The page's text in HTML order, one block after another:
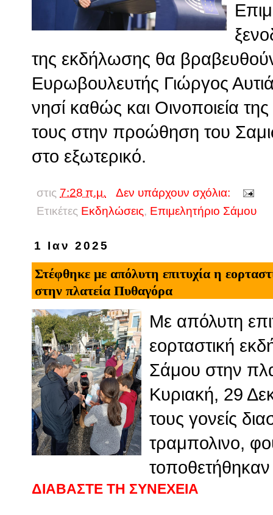
της εκδήλωσης θα
Ευρωβουλευτής Γιώργος
νησί καθώς και Οινοποιεία
τους στην προώθηση του
στο εξωτερικό.
στις 7:28 π.μ.
Δεν υπάρχουν σχόλια:
Ετικέτες Εκδηλώσεις, Επιμελητήριο Σάμου
1 Ιαν 2025
Στέφθηκε με απόλυτη επιτυχία η
στην πλατεία Πυθαγόρα
Με απόλυτη
εορταστική
Σάμου στην
Κυριακή, 29
τους γονείς
τραμπολινο,
ΔΙΑΒΑΣΤΕ ΤΗ ΣΥΝΕΧΕΙΑ